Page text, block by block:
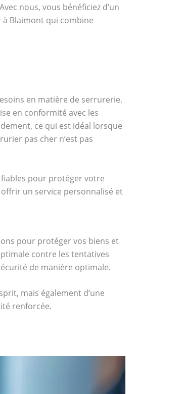
nous, vous bénéficiez d’un
Blaimont qui combine
en matière de serrurerie.
en conformité avec les
ce qui est idéal lorsque
pas cher n’est pas
pour protéger votre
un service personnalisé et
pour protéger vos biens et
contre les tentatives
de manière optimale.
mais également d’une
renforcée.